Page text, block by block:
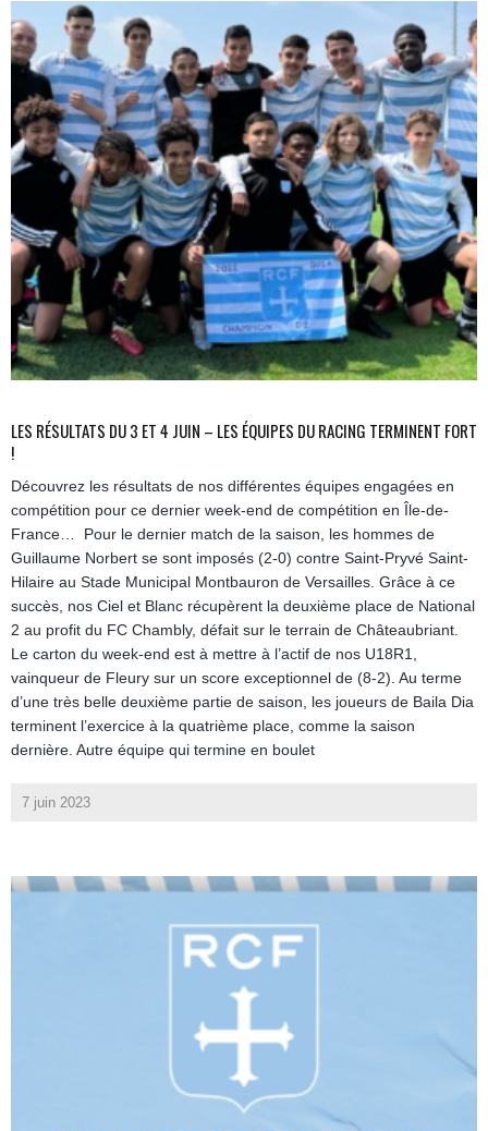
LES RÉSULTATS DU 3 ET 4 JUIN – LES ÉQUIPES DU RACING TERMINENT FORT
!
Découvrez les résultats de nos différentes équipes engagées en
compétition pour ce dernier week-end de compétition en Île-de-
France… Pour le dernier match de la saison, les hommes de
Guillaume Norbert se sont imposés (2-0) contre Saint-Pryvé Saint-
Hilaire au Stade Municipal Montbauron de Versailles. Grâce à ce
succès, nos Ciel et Blanc récupèrent la deuxième place de National
2 au profit du FC Chambly, défait sur le terrain de Châteaubriant.
Le carton du week-end est à mettre à l’actif de nos U18R1,
vainqueur de Fleury sur un score exceptionnel de (8-2). Au terme
d’une très belle deuxième partie de saison, les joueurs de Baila Dia
terminent l’exercice à la quatrième place, comme la saison
dernière. Autre équipe qui termine en boulet
7 juin 2023